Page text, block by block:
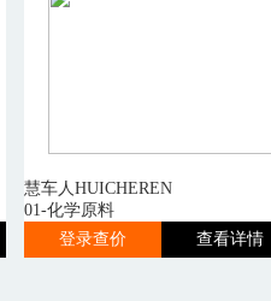
慧车人HUICHEREN
01-化学原料
登录查价
查看详情